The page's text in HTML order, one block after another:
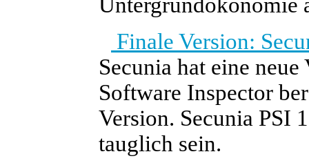
Finale Version:
Secunia hat eine
Software Inspector
Version. Secunia PSI
tauglich sein.